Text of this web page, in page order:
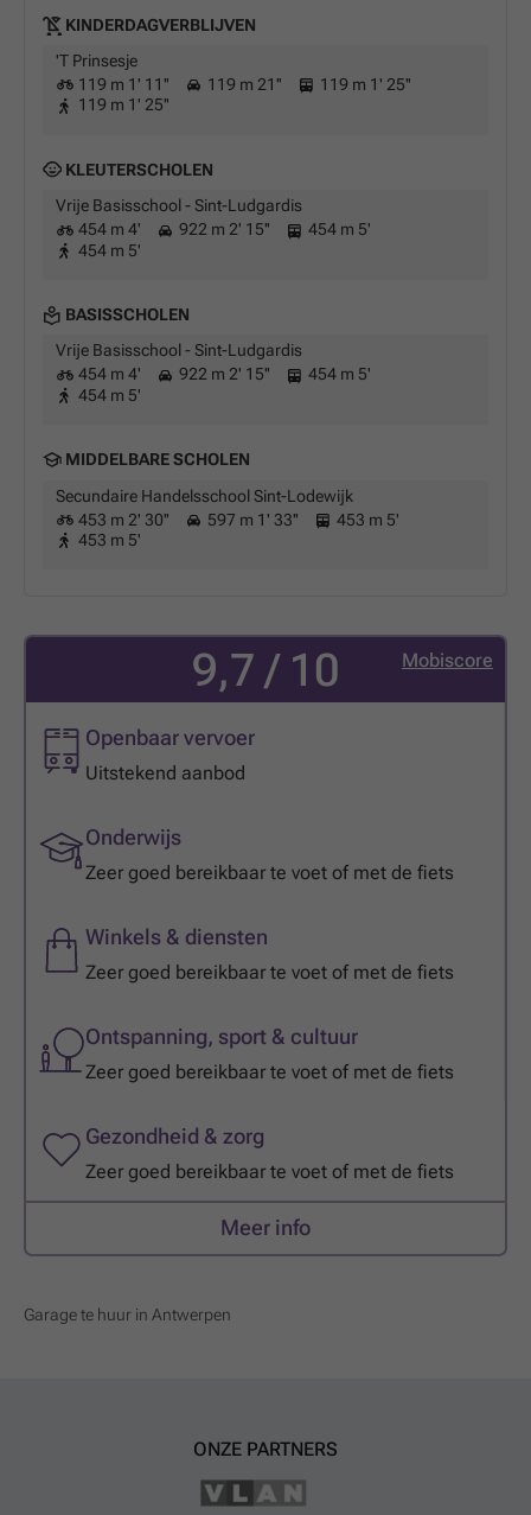
KINDERDAGVERBLIJVEN
'T Prinsesje
119 m 1' 11''
119 m 21''
119 m 1' 25''
119 m 1' 25''
KLEUTERSCHOLEN
Vrije Basisschool - Sint-Ludgardis
454 m 4'
922 m 2' 15''
454 m 5'
454 m 5'
BASISSCHOLEN
Vrije Basisschool - Sint-Ludgardis
454 m 4'
922 m 2' 15''
454 m 5'
454 m 5'
MIDDELBARE SCHOLEN
Secundaire Handelsschool Sint-Lodewijk
453 m 2' 30''
597 m 1' 33''
453 m 5'
453 m 5'
Mobiscore
9,7 / 10
Openbaar vervoer
Uitstekend aanbod
Onderwijs
Zeer goed bereikbaar te voet of met de fiets
Winkels & diensten
Zeer goed bereikbaar te voet of met de fiets
Ontspanning, sport & cultuur
Zeer goed bereikbaar te voet of met de fiets
Gezondheid & zorg
Zeer goed bereikbaar te voet of met de fiets
Meer info
Garage te huur in Antwerpen
ONZE PARTNERS